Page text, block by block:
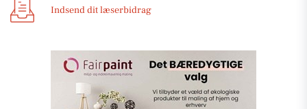
Indsend dit læserbidrag